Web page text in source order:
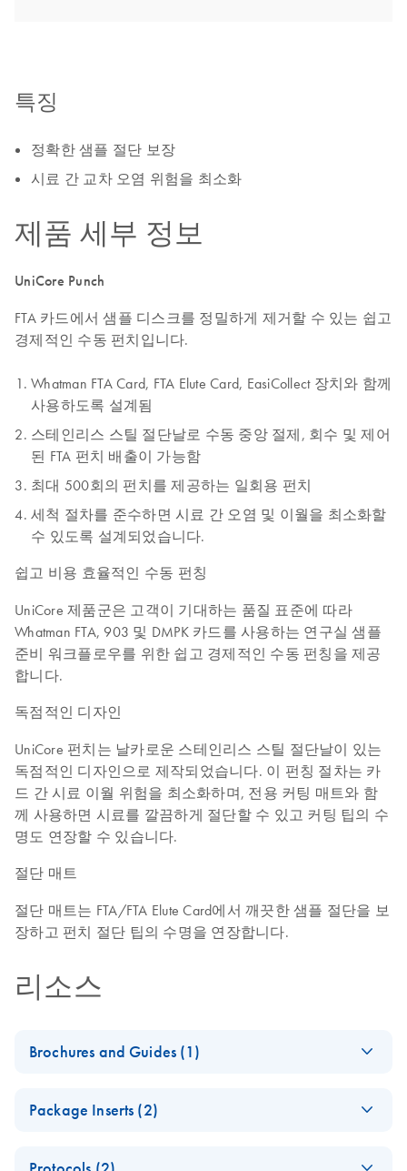
특징
정확한 샘플 절단 보장
시료 간 교차 오염 위험을 최소화
제품 세부 정보
UniCore Punch
FTA 카드에서 샘플 디스크를 정밀하게 제거할 수 있는 쉽고
경제적인 수동 펀치입니다.
Whatman FTA Card, FTA Elute Card, EasiCollect 장치와 함께
사용하도록 설계됨
스테인리스 스틸 절단날로 수동 중앙 절제, 회수 및 제어
된 FTA 펀치 배출이 가능함
최대 500회의 펀치를 제공하는 일회용 펀치
세척 절차를 준수하면 시료 간 오염 및 이월을 최소화할
수 있도록 설계되었습니다.
쉽고 비용 효율적인 수동 펀칭
UniCore 제품군은 고객이 기대하는 품질 표준에 따라
Whatman FTA, 903 및 DMPK 카드를 사용하는 연구실 샘플
준비 워크플로우를 위한 쉽고 경제적인 수동 펀칭을 제공
합니다.
독점적인 디자인
UniCore 펀치는 날카로운 스테인리스 스틸 절단날이 있는
독점적인 디자인으로 제작되었습니다. 이 펀칭 절차는 카
드 간 시료 이월 위험을 최소화하며, 전용 커팅 매트와 함
께 사용하면 시료를 깔끔하게 절단할 수 있고 커팅 팁의 수
명도 연장할 수 있습니다.
절단 매트
절단 매트는 FTA/FTA Elute Card에서 깨끗한 샘플 절단을 보
장하고 펀치 절단 팁의 수명을 연장합니다.
리소스
Brochures and Guides (1)
identification
solutions
Package Inserts (2)